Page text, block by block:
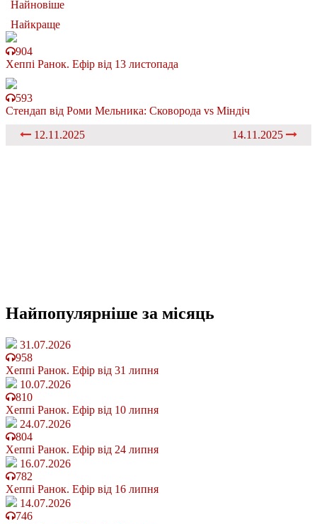
Найновіше
Найкраще
904
Хеппі Ранок. Ефір від 13 листопада
593
Стендап від Роми Мельника: Сковорода vs Міндіч
12.11.2025
14.11.2025
Найпопулярніше за місяць
31.07.2026
958
Хеппі Ранок. Ефір від 31 липня
10.07.2026
810
Хеппі Ранок. Ефір від 10 липня
24.07.2026
804
Хеппі Ранок. Ефір від 24 липня
16.07.2026
782
Хеппі Ранок. Ефір від 16 липня
14.07.2026
746